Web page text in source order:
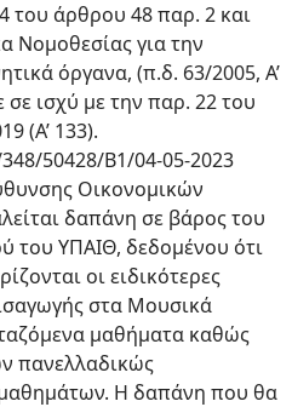
του άρθρου 48 παρ. 2 και
Νομοθεσίας για την
όργανα, (π.δ. 63/2005, Α’
ισχύ με την παρ. 22 του
(Α’ 133).
50428/Β1/04-05-2023
Οικονομικών
δαπάνη σε βάρος του
του ΥΠΑΙΘ, δεδομένου ότι
οι ειδικότερες
στα Μουσικά
μαθήματα καθώς
πανελλαδικώς
Η δαπάνη που θα